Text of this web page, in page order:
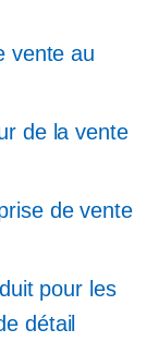
vente au
de la vente
de vente
pour les
détail